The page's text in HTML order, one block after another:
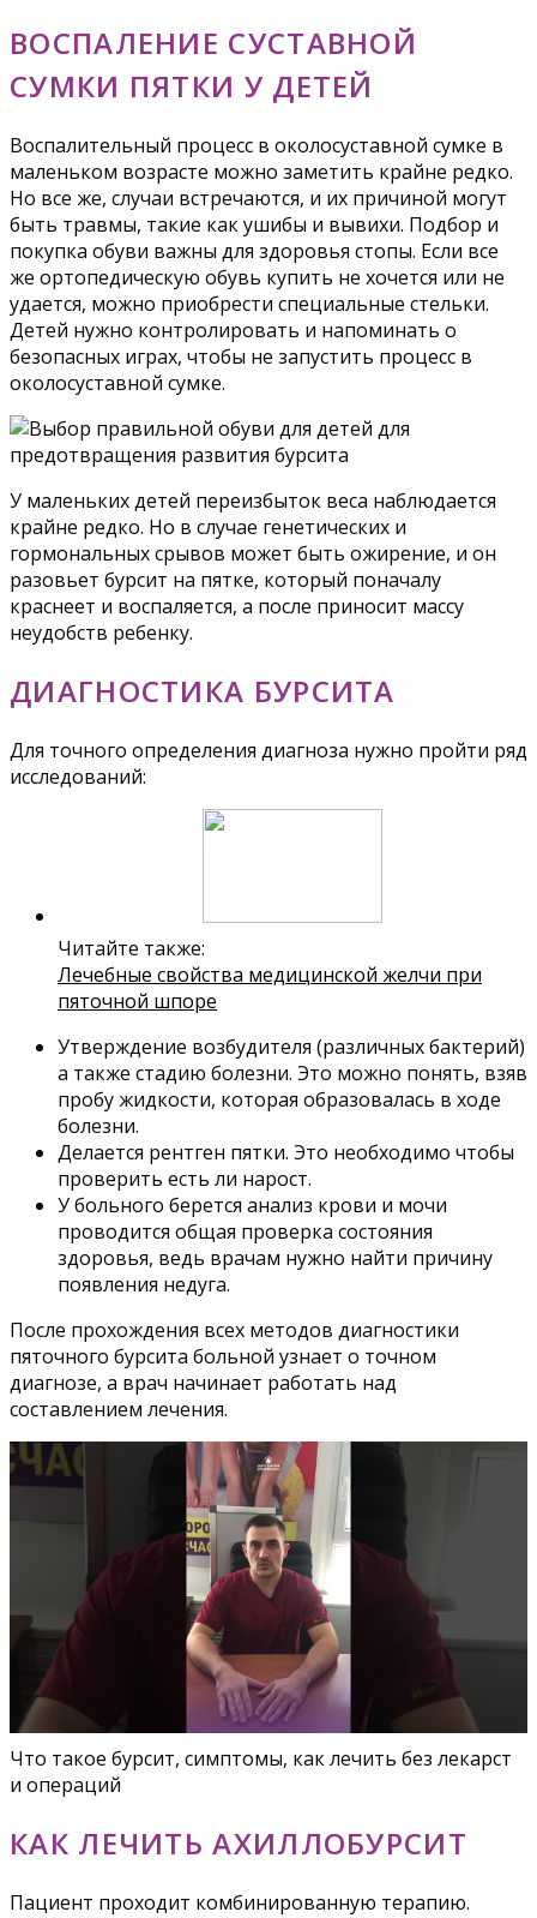
ВОСПАЛЕНИЕ СУСТАВНОЙ
СУМКИ ПЯТКИ У ДЕТЕЙ
Воспалительный процесс в околосуставной сумке в
маленьком возрасте можно заметить крайне редко.
Но все же, случаи встречаются, и их причиной могут
быть травмы, такие как ушибы и вывихи. Подбор и
покупка обуви важны для здоровья стопы. Если все
же ортопедическую обувь купить не хочется или не
удается, можно приобрести специальные стельки.
Детей нужно контролировать и напоминать о
безопасных играх, чтобы не запустить процесс в
околосуставной сумке.
У маленьких детей переизбыток веса наблюдается
крайне редко. Но в случае генетических и
гормональных срывов может быть ожирение, и он
разовьет бурсит на пятке, который поначалу
краснеет и воспаляется, а после приносит массу
неудобств ребенку.
ДИАГНОСТИКА БУРСИТА
Для точного определения диагноза нужно пройти ряд
исследований:
Читайте также:
Лечебные свойства медицинской желчи при
пяточной шпоре
Утверждение возбудителя (различных бактерий)
а также стадию болезни. Это можно понять, взяв
пробу жидкости, которая образовалась в ходе
болезни.
Делается рентген пятки. Это необходимо чтобы
проверить есть ли нарост.
У больного берется анализ крови и мочи
проводится общая проверка состояния
здоровья, ведь врачам нужно найти причину
появления недуга.
После прохождения всех методов диагностики
пяточного бурсита больной узнает о точном
диагнозе, а врач начинает работать над
составлением лечения.
Что такое бурсит, симптомы, как лечить без лекарст
и операций
КАК ЛЕЧИТЬ АХИЛЛОБУРСИТ
Пациент проходит комбинированную терапию.